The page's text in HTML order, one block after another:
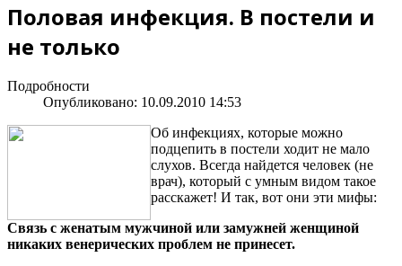
Половая инфекция. В постели и
не только
Подробности
Опубликовано: 10.09.2010 14:53
Об инфекциях, которые можно
подцепить в постели ходит не мало
слухов. Всегда найдется человек (не
врач), который с умным видом такое
расскажет! И так, вот они эти мифы:
Связь с женатым мужчиной или замужней женщиной
никаких венерических проблем не принесет.